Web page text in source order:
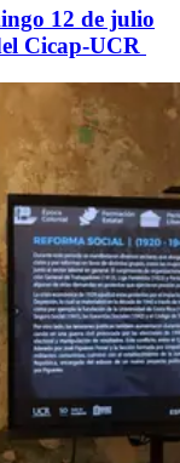
12 de julio
Cicap-UCR